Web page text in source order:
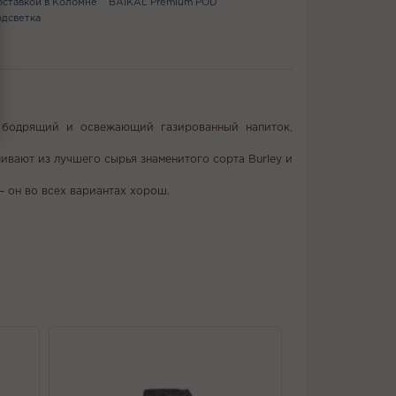
в Коломне
BAIKAL Premium POD
и освежающий газированный напиток,
из лучшего сырья знаменитого сорта Burley и
он во всех вариантах хорош.